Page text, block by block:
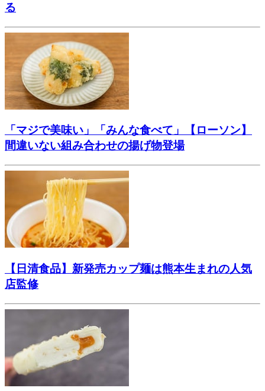
る
「マジで美味い」「みんな食べて」【ローソン】
間違いない組み合わせの揚げ物登場
【日清食品】新発売カップ麺は熊本生まれの人気
店監修